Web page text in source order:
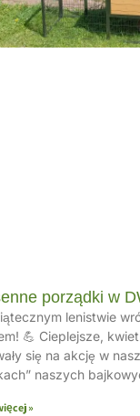
porządki w
lenistwie
💪 Cieplejsze,
się na akcję w
naszych
»